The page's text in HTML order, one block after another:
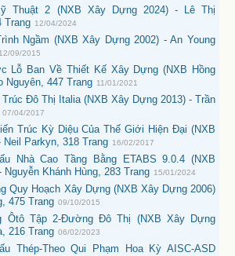
Thuật 2 (NXB Xây Dựng 2024) - Lê Thị
Trang 12/04/2024
Ngầm (NXB Xây Dựng 2002) - An Young
12/09/2015
Lỗ Ban Về Thiết Kế Xây Dựng (NXB Hồng
Nguyên, 447 Trang 11/01/2021
Trúc Đô Thị Italia (NXB Xây Dựng 2013) - Trần
07/04/2017
Trúc Kỳ Diệu Của Thế Giới Hiện Đại (NXB
Neil Parkyn, 318 Trang 16/02/2017
Nhà Cao Tầng Bằng ETABS 9.0.4 (NXB
Nguyễn Khánh Hùng, 283 Trang 15/01/2024
Quy Hoạch Xây Dựng (NXB Xây Dựng 2006)
475 Trang 09/10/2015
Ôtô Tập 2-Đường Đô Thị (NXB Xây Dựng
216 Trang 06/02/2023
Thép-Theo Qui Phạm Hoa Kỳ AISC-ASD